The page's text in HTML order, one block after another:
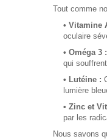
Tout comme
• Vitamine
oculaire
• Oméga 3 :
qui
• Lutéine :
lumière
• Zinc et
par les
Nous savons